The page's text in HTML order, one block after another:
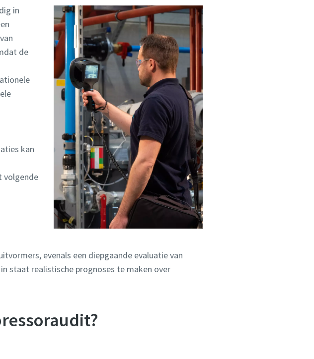
in
de
kan
volgende
evenals een diepgaande evaluatie van
staat realistische prognoses te maken over